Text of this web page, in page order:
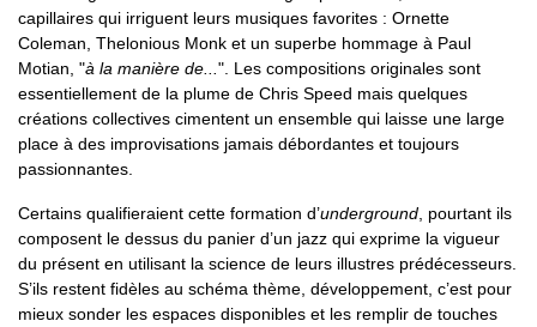
capillaires qui irriguent leurs musiques favorites : Ornette
Coleman, Thelonious Monk et un superbe hommage à Paul
Motian, "à la manière de... ". Les compositions originales sont
essentiellement de la plume de Chris Speed mais quelques
créations collectives cimentent un ensemble qui laisse une large
place à des improvisations jamais débordantes et toujours
passionnantes.
Certains qualifieraient cette formation d’underground , pourtant ils
composent le dessus du panier d’un jazz qui exprime la vigueur
du présent en utilisant la science de leurs illustres prédécesseurs.
S’ils restent fidèles au schéma thème, développement, c’est pour
mieux sonder les espaces disponibles et les remplir de touches